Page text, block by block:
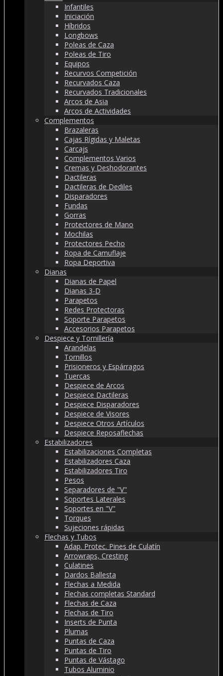
Infantiles
Iniciación
Híbridos
Longbows
Poleas de Caza
Poleas de Tiro
Equipos
Recurvos Competición
Recurvados Caza
Recurvados Tradicionales
Arcos de Asia
Arcos de Actividades
Complementos
Brazaleras
Cajas Rígidas y Maletas
Carcajs
Complementos Varios
Cremas y Deshodorantes
Dactileras
Dactileras de Dediles
Disparadores
Fundas
Gorras
Protectores de Mano
Mochilas
Protectores Pecho
Ropa de Camuflaje
Ropa Deportiva
Dianas
Dianas de Papel
Dianas 3-D
Parapetos
Redes Protectoras
Soporte Parapetos
Accesorios Parapetos
Despiece y Tornillería
Arandelas
Tornillos
Prisioneros y Espárragos
Tuercas
Despiece de Arcos
Despiece Dactileras
Despiece Disparadores
Despiece de Visores
Despiece Otros Artículos
Despiece Reposaflechas
Estabilizadores
Estabilizaciones Completas
Estabilizadores Caza
Estabilizadores Tiro
Pesos
Separadores de "V"
Soportes Laterales
Soportes en "V"
Torques
Sujeciones rápidas
Flechas y Tubos
Adap. Protec. Pines de Culatín
Arrowraps, Cresting
Culatines
Dardos Ballesta
Flechas a Medida
Flechas completas Standard
Flechas de Caza
Flechas de Tiro
Inserts de Punta
Plumas
Puntas de Caza
Puntas de Tiro
Puntas de Vástago
Tubos Aluminio